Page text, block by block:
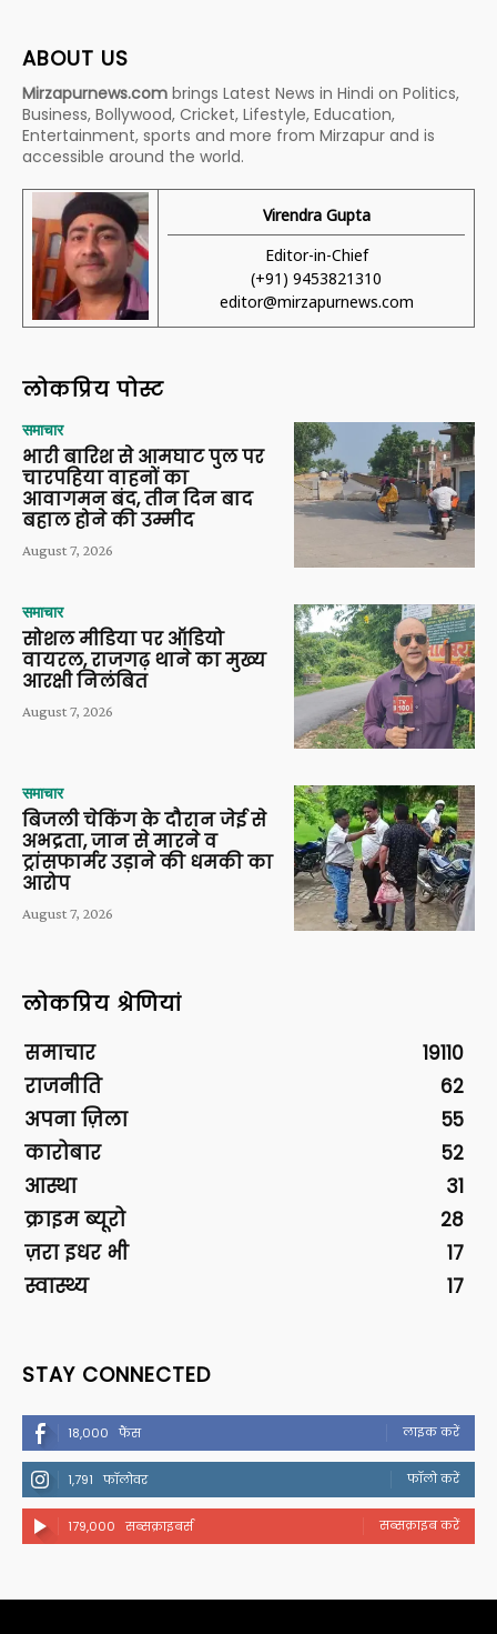
ABOUT US
Mirzapurnews.com brings Latest News in Hindi on Politics,
Business, Bollywood, Cricket, Lifestyle, Education,
Entertainment, sports and more from Mirzapur and is
accessible around the world.
Virendra Gupta
Editor-in-Chief
(+91) 9453821310
editor@mirzapurnews.com
लोकप्रिय पोस्ट
समाचार
भारी बारिश से आमघाट पुल पर
चारपहिया वाहनों का
आवागमन बंद, तीन दिन बाद
बहाल होने की उम्मीद
August 7, 2026
समाचार
सोशल मीडिया पर ऑडियो
वायरल, राजगढ़ थाने का मुख्य
आरक्षी निलंबित
August 7, 2026
समाचार
बिजली चेकिंग के दौरान जेई से
अभद्रता, जान से मारने व
ट्रांसफार्मर उड़ाने की धमकी का
आरोप
August 7, 2026
लोकप्रिय श्रेणियां
समाचार
19110
राजनीति
62
अपना ज़िला
55
कारोबार
52
आस्था
31
क्राइम ब्यूरो
28
ज़रा इधर भी
17
स्वास्थ्य
17
STAY CONNECTED
18,000 फैंस लाइक करें
1,791 फॉलोवर फॉलो करें
179,000 सब्सक्राइबर्स सब्सक्राइब करें